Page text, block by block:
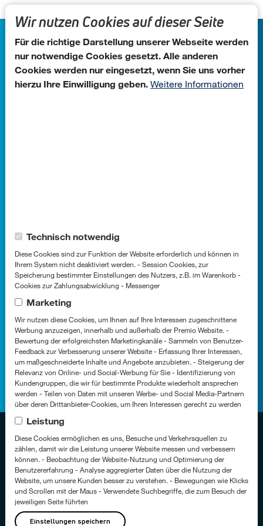
Direkt zum Inhalt
Widdersdorfer Str. 399, 50933
Köln
So erreichen Sie uns
aha@aha.biz
+49 (0) 221 947 13 - 0
Fußzeile
Datenschutzerklärung
Cookie-Einstellungen
Impressum
Barrierefreiheit
Grounding Page
Zertifizierungen
Wir nutzen Cookies auf dieser Seite
Für die richtige Darstellung unserer Webseite werden
nur notwendige Cookies gesetzt. Alle anderen
Cookies werden nur eingesetzt, wenn Sie uns vorher
hierzu Ihre Einwilligung geben. Weitere Informationen
Cookie-Kategorien
Technisch notwendig
Diese Cookies sind zur Funktion der Website erforderlich und können in
Ihrem System nicht deaktiviert werden. - Session Cookies, zur
Speicherung bestimmter Einstellungen des Nutzers, z.B. im Warenkorb -
Cookies zur Zahlungsabwicklung - Messenger
Marketing
Wir nutzen diese Cookies, um Ihnen auf Ihre Interessen zugeschnittene
Werbung anzuzeigen, innerhalb und außerhalb der Premio Website. -
Bewertung der erfolgreichsten Marketingkanäle - Sammeln von Benutzer-
Feedback zur Verbesserung unserer Website - Erfassung Ihrer Interessen,
um maßgeschneiderte Inhalte und Angebote anzubieten. - Steigerung der
Relevanz von Online- und Social-Werbung für Sie - Identifizierung von
Kundengruppen, die wir für bestimmte Produkte wiederholt ansprechen
werden - Teilen von Daten mit unseren Werbe- und Social Media-Partnern
über deren Drittanbieter-Cookies, um Ihren Interessen gerecht zu werden
Leistung
Diese Cookies ermöglichen es uns, Besuche und Verkehrsquellen zu
zählen, damit wir die Leistung unserer Website messen und verbessern
können. - Beobachtung der Website-Nutzung und Optimierung der
Benutzererfahrung - Analyse aggregierter Daten über die Nutzung der
Website, um unsere Kunden besser zu verstehen. - Bewegungen wie Klicks
und Scrollen mit der Maus - Verwendete Suchbegriffe, die zum Besuch der
jeweiligen Seite führten
Einstellungen speichern